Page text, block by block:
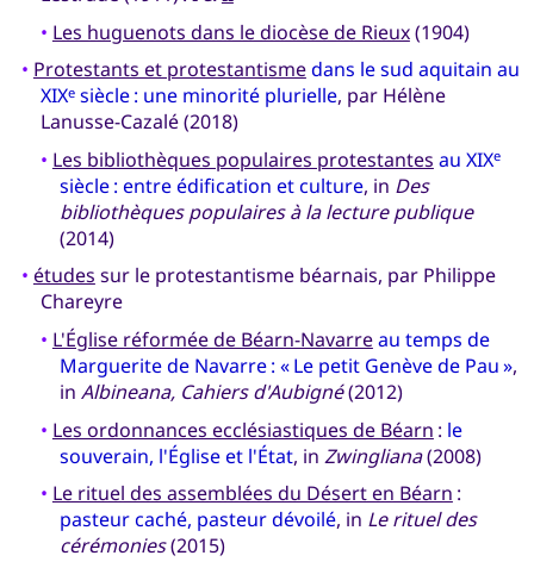
• Les huguenots dans le diocèse de Rieux(1904)
• Protestants et protestantismedans le sud aquitain au
XIXesiècle : une minorité plurielle, par Hélène
Lanusse-Cazalé (2018)
• Les bibliothèques populaires protestantes au XIXe
siècle : entre édification et culture, in Des
bibliothèques populaires à la lecture publique
(2014)
• études sur le protestantisme béarnais, par Philippe
Chareyre
• L'Église réformée de Béarn-Navarreau temps de
Marguerite de Navarre : « Le petit Genève de Pau »,
in Albineana, Cahiers d'Aubigné(2012)
• Les ordonnances ecclésiastiques de Béarn : le
souverain, l'Église et l'État, in Zwingliana(2008)
• Le rituel des assemblées du Désert en Béarn :
pasteur caché, pasteur dévoilé, in Le rituel des
cérémonies(2015)